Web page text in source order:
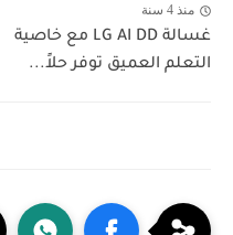
منذ 4 سنة
غسالة LG AI DD مع خاصية
التعلم العميق توفر حلاً...